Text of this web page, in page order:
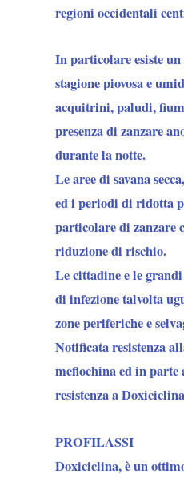
regioni occidentali
In particolare esiste
stagione piovosa e
acquitrini, paludi,
presenza di zanzare
durante la notte.
Le aree di savana
ed i periodi di ridotta
particolare di zanzare
riduzione di rischio.
Le cittadine e le
di infezione talvolta
zone periferiche e
Notificata resistenza
meflochina ed in parte
resistenza a
PROFILASSI
Doxiciclina, è un